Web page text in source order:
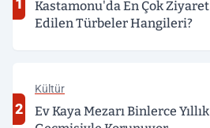
1
Kastamonu'da En Çok Ziyaret
Edilen Türbeler Hangileri?
2
Kültür
Ev Kaya Mezarı Binlerce Yıllık